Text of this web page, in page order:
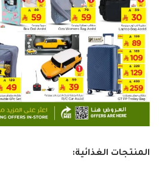
المنتجات الغذائية: